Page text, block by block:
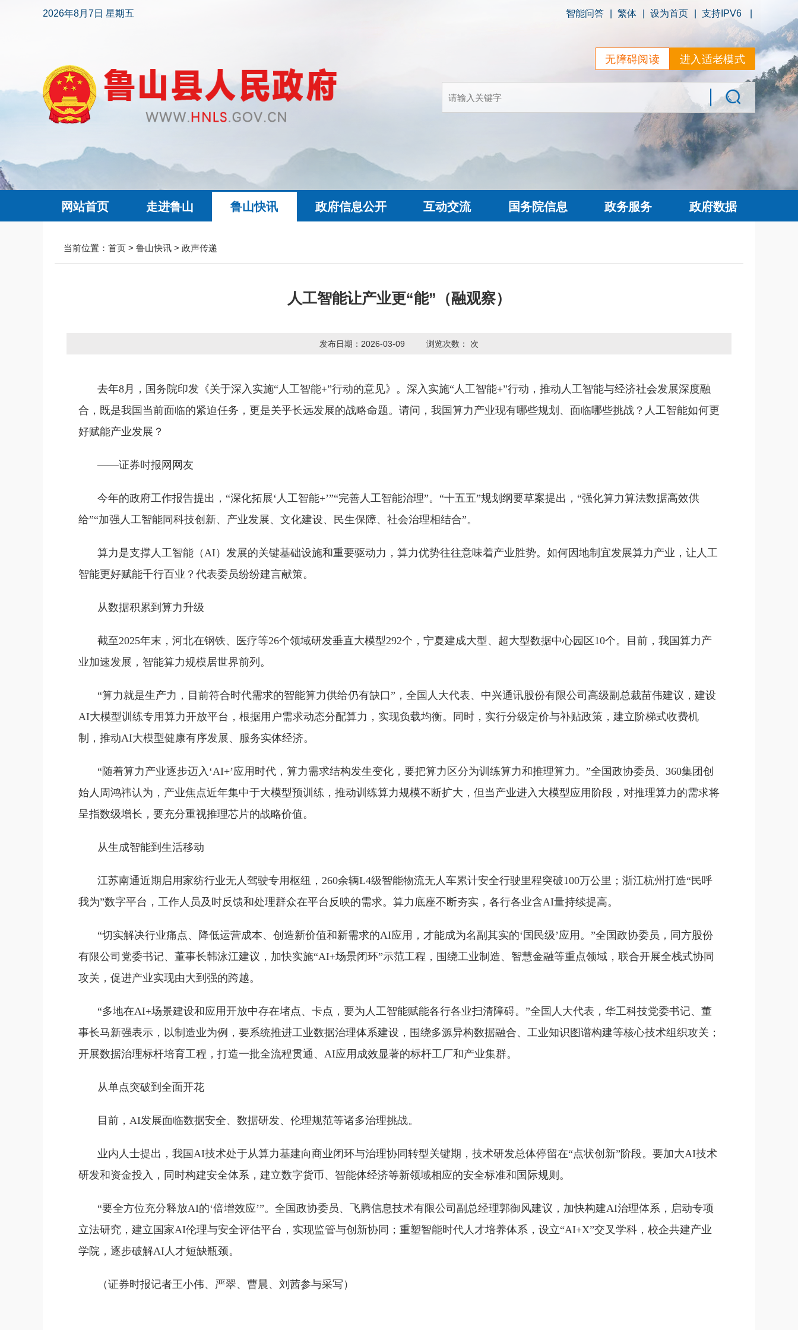
2026年8月7日 星期五 智能问答 繁体 设为首页 支持IPV6
进入适老模式
无障碍阅读
网站首页 走进鲁山 鲁山快讯 政府信息公开 互动交流 国务院信息 政务服务 政府数据
当前位置： 首页 > 鲁山快讯 > 政声传递
人工智能让产业更“能”（融观察）
发布日期：2026-03-09 浏览次数： 次
去年8月，国务院印发《关于深入实施“人工智能+”行动的意见》。深入实施“人工智能+”行动，推动人工智能与经济社会发展深度融
合，既是我国当前面临的紧迫任务，更是关乎长远发展的战略命题。请问，我国算力产业现有哪些规划、面临哪些挑战？人工智能如何更
好赋能产业发展？
——证券时报网网友
今年的政府工作报告提出，“深化拓展‘人工智能+’”“完善人工智能治理”。“十五五”规划纲要草案提出，“强化算力算法数据高效供
给”“加强人工智能同科技创新、产业发展、文化建设、民生保障、社会治理相结合”。
算力是支撑人工智能（AI）发展的关键基础设施和重要驱动力，算力优势往往意味着产业胜势。如何因地制宜发展算力产业，让人工
智能更好赋能千行百业？代表委员纷纷建言献策。
从数据积累到算力升级
截至2025年末，河北在钢铁、医疗等26个领域研发垂直大模型292个，宁夏建成大型、超大型数据中心园区10个。目前，我国算力产
业加速发展，智能算力规模居世界前列。
“算力就是生产力，目前符合时代需求的智能算力供给仍有缺口”，全国人大代表、中兴通讯股份有限公司高级副总裁苗伟建议，建设
AI大模型训练专用算力开放平台，根据用户需求动态分配算力，实现负载均衡。同时，实行分级定价与补贴政策，建立阶梯式收费机
制，推动AI大模型健康有序发展、服务实体经济。
“随着算力产业逐步迈入‘AI+’应用时代，算力需求结构发生变化，要把算力区分为训练算力和推理算力。”全国政协委员、360集团创
始人周鸿祎认为，产业焦点近年集中于大模型预训练，推动训练算力规模不断扩大，但当产业进入大模型应用阶段，对推理算力的需求将
呈指数级增长，要充分重视推理芯片的战略价值。
从生成智能到生活移动
江苏南通近期启用家纺行业无人驾驶专用枢纽，260余辆L4级智能物流无人车累计安全行驶里程突破100万公里；浙江杭州打造“民呼
我为”数字平台，工作人员及时反馈和处理群众在平台反映的需求。算力底座不断夯实，各行各业含AI量持续提高。
“切实解决行业痛点、降低运营成本、创造新价值和新需求的AI应用，才能成为名副其实的‘国民级’应用。”全国政协委员，同方股份
有限公司党委书记、董事长韩泳江建议，加快实施“AI+场景闭环”示范工程，围绕工业制造、智慧金融等重点领域，联合开展全栈式协同
攻关，促进产业实现由大到强的跨越。
“多地在AI+场景建设和应用开放中存在堵点、卡点，要为人工智能赋能各行各业扫清障碍。”全国人大代表，华工科技党委书记、董
事长马新强表示，以制造业为例，要系统推进工业数据治理体系建设，围绕多源异构数据融合、工业知识图谱构建等核心技术组织攻关；
开展数据治理标杆培育工程，打造一批全流程贯通、AI应用成效显著的标杆工厂和产业集群。
从单点突破到全面开花
目前，AI发展面临数据安全、数据研发、伦理规范等诸多治理挑战。
业内人士提出，我国AI技术处于从算力基建向商业闭环与治理协同转型关键期，技术研发总体停留在“点状创新”阶段。要加大AI技术
研发和资金投入，同时构建安全体系，建立数字货币、智能体经济等新领域相应的安全标准和国际规则。
“要全方位充分释放AI的‘倍增效应’”。全国政协委员、飞腾信息技术有限公司副总经理郭御风建议，加快构建AI治理体系，启动专项
立法研究，建立国家AI伦理与安全评估平台，实现监管与创新协同；重塑智能时代人才培养体系，设立“AI+X”交叉学科，校企共建产业
学院，逐步破解AI人才短缺瓶颈。
（证券时报记者王小伟、严翠、曹晨、刘茜参与采写）